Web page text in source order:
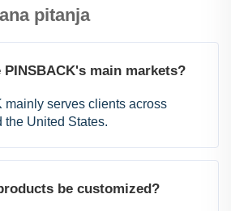
pitanja
PINSBACK's main markets?
mainly serves clients across
the United States.
be customized?